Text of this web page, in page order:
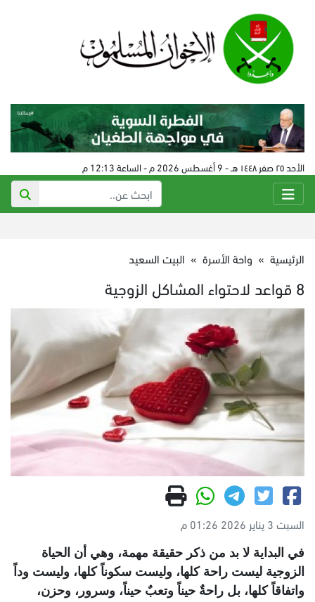
الأحد ٢٥ صفر ١٤٤٨ هـ - 9 أغسطس 2026 م - الساعة 12:13 م
الرئيسية » واحة الأسرة » البيت السعيد
8 قواعد لاحتواء المشاكل الزوجية
السبت 3 يناير 2026 01:26 م
في البداية لا بد من ذكر حقيقة مهمة، وهي أن الحياة
الزوجية ليست راحة كلها، وليست سكوناً كلها، وليست وداً
واتفاقاً كلها، بل راحةٌ حيناً وتعبٌ حيناً، وسرور، وحزن،